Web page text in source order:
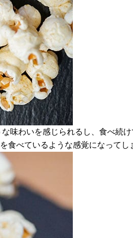
味わいを感じられるし、食べ
食べているような感覚になってし